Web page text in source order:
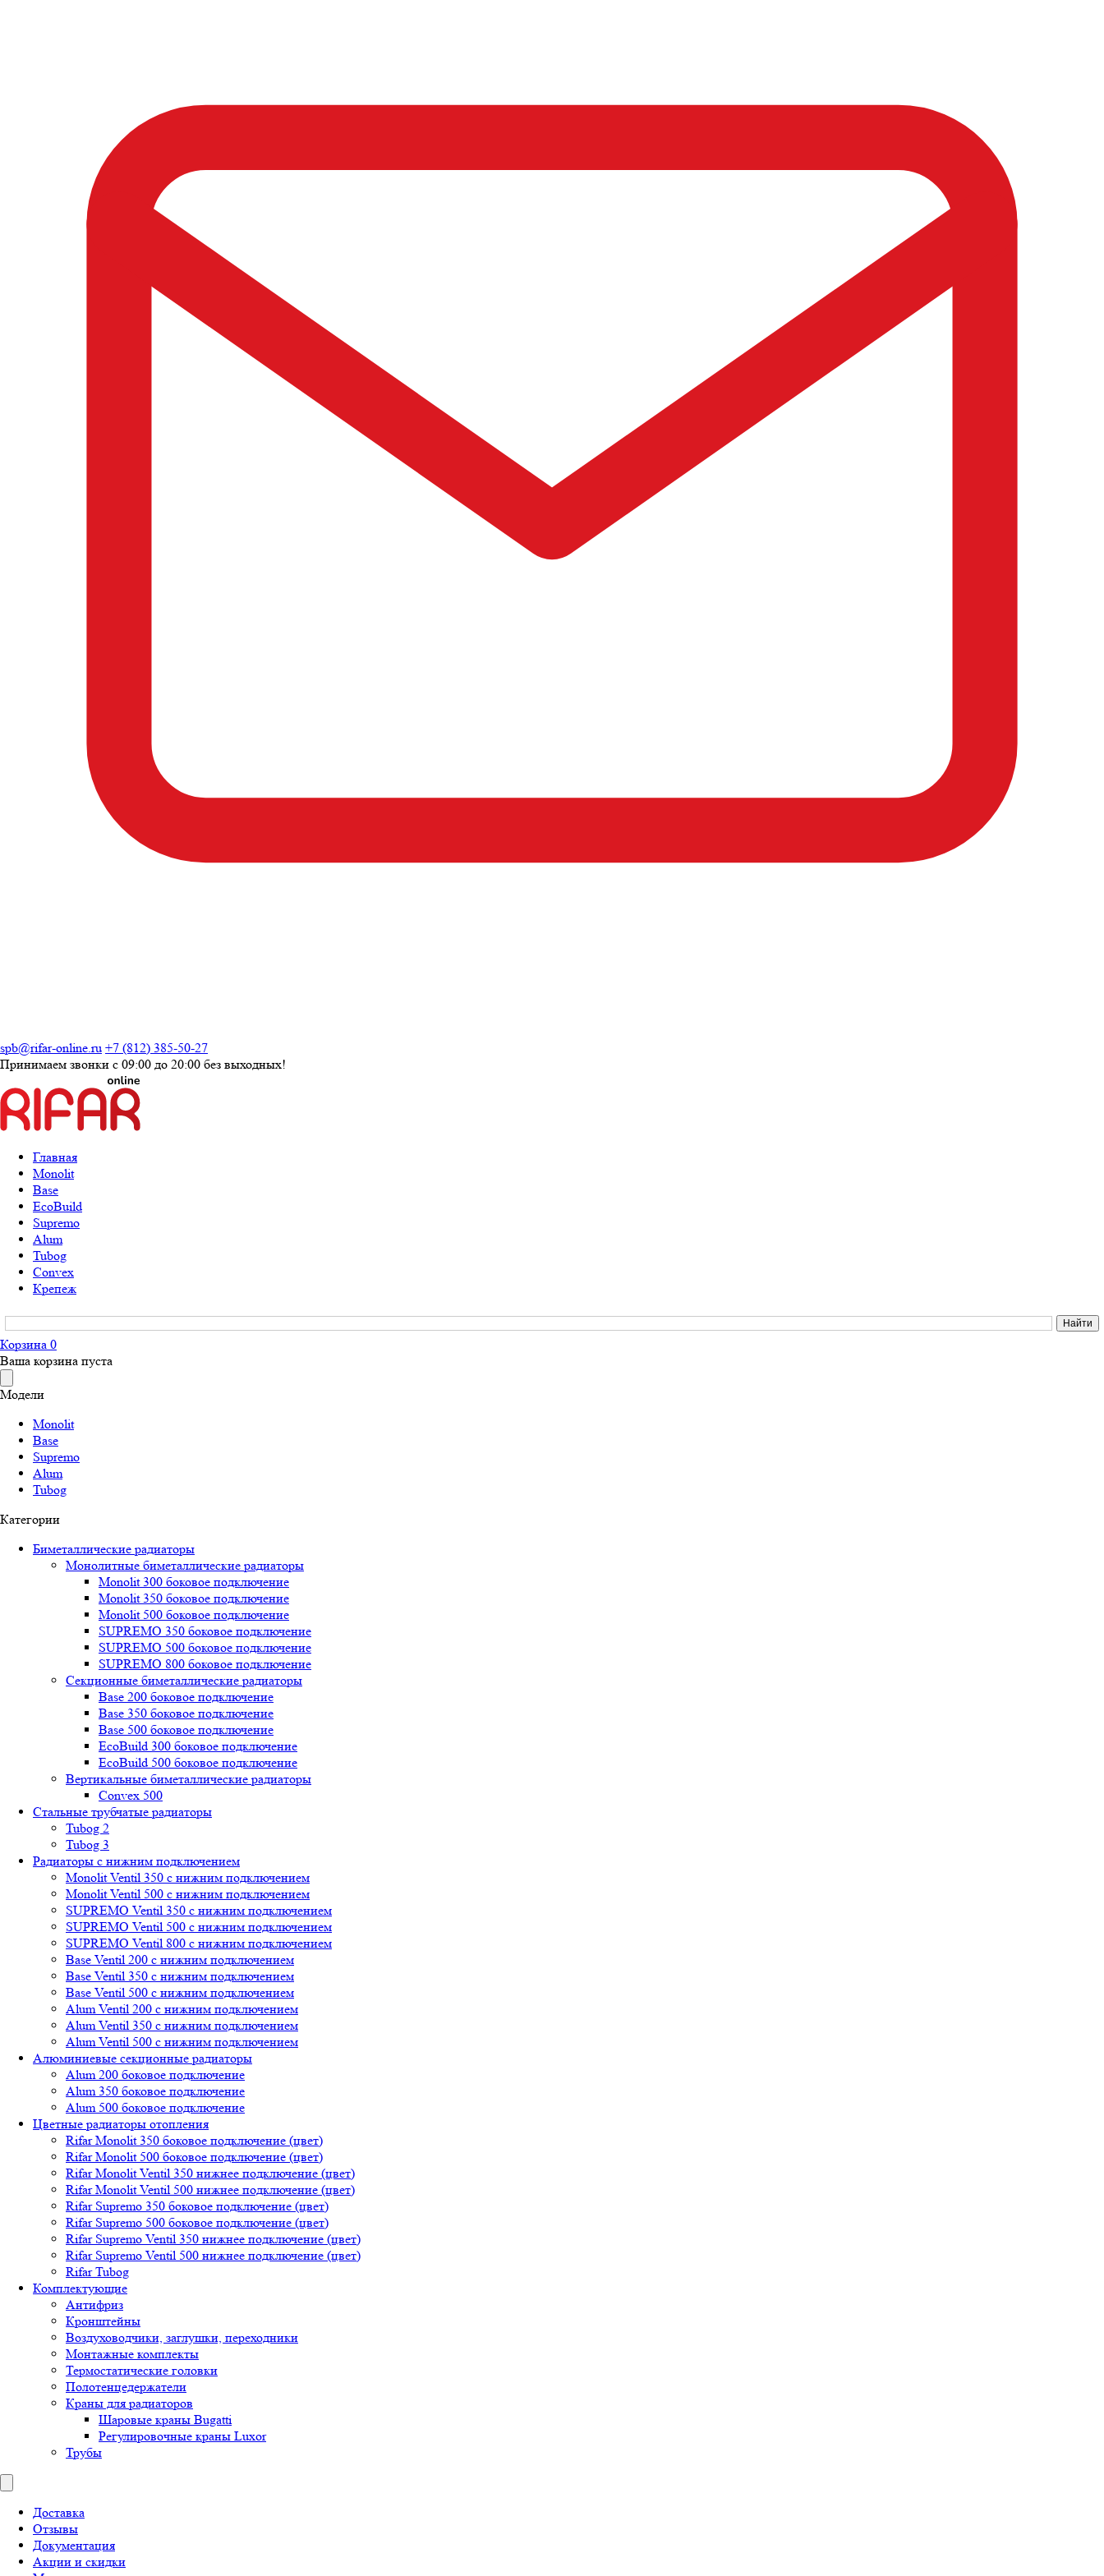
spb@rifar-online.ru +7 (812) 385-50-27
Принимаем звонки с 09:00 до 20:00 без выходных!
Главная
Monolit
Base
EcoBuild
Supremo
Alum
Tubog
Convex
Крепеж
Корзина 0
Ваша корзина пуста
Модели
Monolit
Base
Supremo
Alum
Tubog
Категории
Биметаллические радиаторы
Монолитные биметаллические радиаторы
Mоnоlit 300 боковое подключение
Mоnоlit 350 боковое подключение
Mоnоlit 500 боковое подключение
SUРREMО 350 боковое подключение
SUРREMО 500 боковое подключение
SUРREMО 800 боковое подключение
Секционные биметаллические радиаторы
Base 200 боковое подключение
Base 350 боковое подключение
Base 500 боковое подключение
EcoBuild 300 боковое подключение
EcoBuild 500 боковое подключение
Вертикальные биметаллические радиаторы
Convex 500
Стальные трубчатые радиаторы
Tubog 2
Tubog 3
Радиаторы с нижним подключением
Monolit Ventil 350 с нижним подключением
Monolit Ventil 500 с нижним подключением
SUPREMO Ventil 350 с нижним подключением
SUPREMO Ventil 500 с нижним подключением
SUPREMO Ventil 800 с нижним подключением
Base Ventil 200 с нижним подключением
Base Ventil 350 с нижним подключением
Base Ventil 500 с нижним подключением
Alum Ventil 200 с нижним подключением
Alum Ventil 350 с нижним подключением
Alum Ventil 500 с нижним подключением
Алюминиевые секционные радиаторы
Alum 200 боковое подключение
Alum 350 боковое подключение
Alum 500 боковое подключение
Цветные радиаторы отопления
Rifar Monolit 350 боковое подключение (цвет)
Rifar Monolit 500 боковое подключение (цвет)
Rifar Monolit Ventil 350 нижнее подключение (цвет)
Rifar Monolit Ventil 500 нижнее подключение (цвет)
Rifar Supremo 350 боковое подключение (цвет)
Rifar Supremo 500 боковое подключение (цвет)
Rifar Supremo Ventil 350 нижнее подключение (цвет)
Rifar Supremo Ventil 500 нижнее подключение (цвет)
Rifar Tubog
Комплектующие
Антифриз
Кронштейны
Воздуховодчики, заглушки, переходники
Монтажные комплекты
Термостатические головки
Полотенцедержатели
Краны для радиаторов
Шаровые краны Bugatti
Регулировочные краны Luxor
Трубы
Доставка
Отзывы
Документация
Акции и скидки